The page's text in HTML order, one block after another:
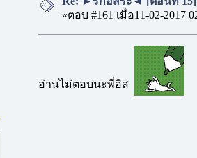
«ตอบ #161 เมื่อ11-02-2017
อ่านไม่ตอบนะพี่อิส